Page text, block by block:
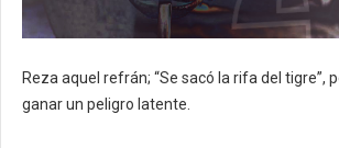
Reza aquel refrán; “Se sacó la rifa del tigre”,
ganar un peligro latente.